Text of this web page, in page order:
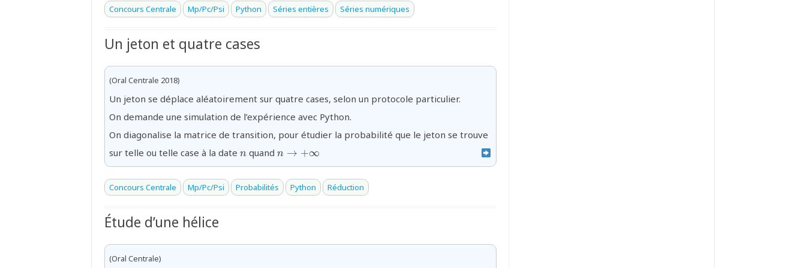
Concours Centrale Mp/Pc/Psi Python Séries entières Séries numériques
Un jeton et quatre cases
(Oral Centrale 2018)
Un jeton se déplace aléatoirement sur quatre cases, selon un protocole particulier.
On demande une simulation de l’expérience avec Python.
On diagonalise la matrice de transition, pour étudier la probabilité que le jeton se trouve
sur telle ou telle case à la date{n}
n quand{n\to+\infty}
n → +∞
Concours Centrale Mp/Pc/Psi Probabilités Python Réduction
Étude d’une hélice
(Oral Centrale)